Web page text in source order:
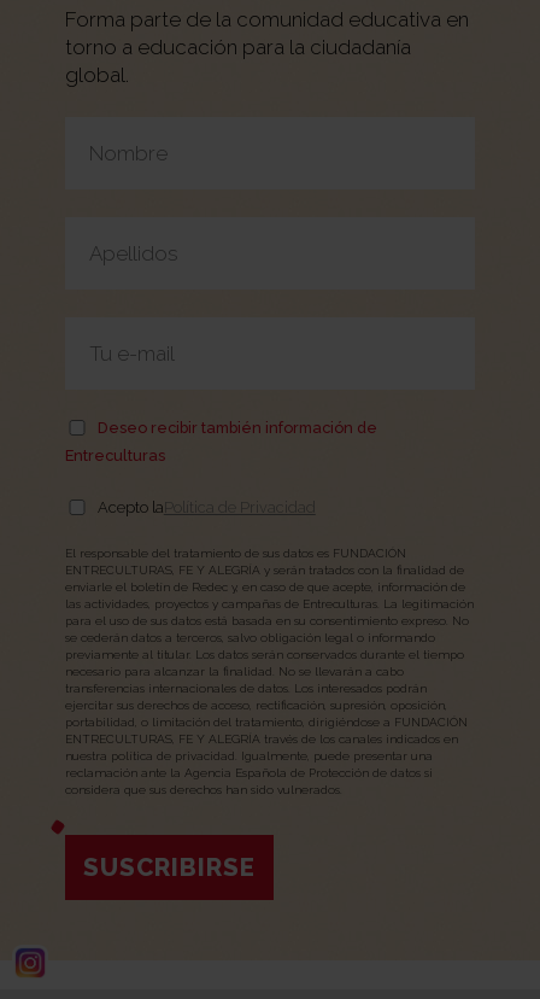
Forma parte de la comunidad educativa en
torno a educación para la ciudadanía
global.
Deseo recibir también información de
Entreculturas
Acepto laPolítica de Privacidad
El responsable del tratamiento de sus datos es FUNDACIÓN
ENTRECULTURAS, FE Y ALEGRÍA y serán tratados con la finalidad de
enviarle el boletín de Redec y, en caso de que acepte, información de
las actividades, proyectos y campañas de Entreculturas. La legitimación
para el uso de sus datos está basada en su consentimiento expreso. No
se cederán datos a terceros, salvo obligación legal o informando
previamente al titular. Los datos serán conservados durante el tiempo
necesario para alcanzar la finalidad. No se llevarán a cabo
transferencias internacionales de datos. Los interesados podrán
ejercitar sus derechos de acceso, rectificación, supresión, oposición,
portabilidad, o limitación del tratamiento, dirigiéndose a FUNDACIÓN
ENTRECULTURAS, FE Y ALEGRÍA través de los canales indicados en
nuestra política de privacidad. Igualmente, puede presentar una
reclamación ante la Agencia Española de Protección de datos si
considera que sus derechos han sido vulnerados.
SUSCRIBIRSE